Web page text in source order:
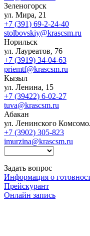
Зеленогорск
ул. Мира, 21
+7 (391) 69-2-24-40
stolbovskiy@krascsm.ru
Норильск
ул. Лауреатов, 76
+7 (3919) 34-04-63
priemtf@krascsm.ru
Кызыл
ул. Ленина, 15
+7 (39422) 6-02-27
tuva@krascsm.ru
Абакан
ул. Ленинского
+7 (3902) 305-823
imurzina@krascsm.ru
Задать вопрос
Информация о
Прейскурант
Онлайн запись